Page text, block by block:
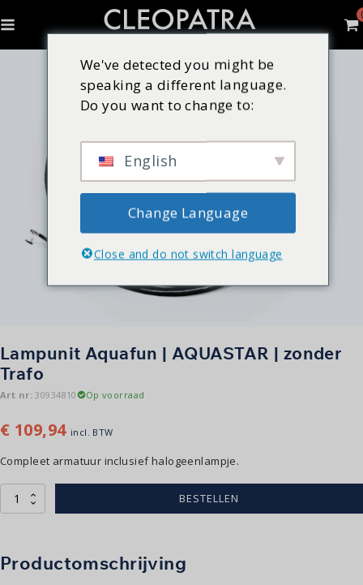
Lampunit Aquafun | AQUASTAR | zonder
Trafo
Art nr:30934810 Op voorraad
€ 109,94 incl. BTW
Compleet armatuur inclusief halogeenlampje.
Lampunit
Aquafun
|
zonder
BESTELLEN
Productomschrijving
We've detected you might be
speaking a different language.
Do you want to change to:
English
Change Language
Close and do not switch language